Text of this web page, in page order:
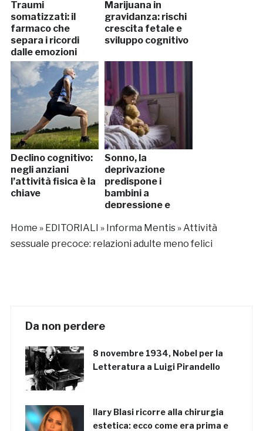
Traumi
somatizzati: il
farmaco che
separa i ricordi
dalle emozioni
Marijuana in
gravidanza: rischi
crescita fetale e
sviluppo cognitivo
Declino cognitivo:
negli anziani
l’attività fisica è la
chiave
Sonno, la
deprivazione
predispone i
bambini a
depressione e
Home » EDITORIALI » Informa Mentis»Attività
sessuale precoce: relazioni adulte meno felici
Da non perdere
8 novembre 1934, Nobel per la
Letteratura a Luigi Pirandello
Ilary Blasi ricorre alla chirurgia
estetica: ecco come era prima e